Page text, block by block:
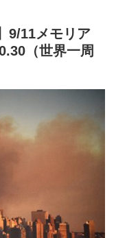
9/11メモリア
（世界一周